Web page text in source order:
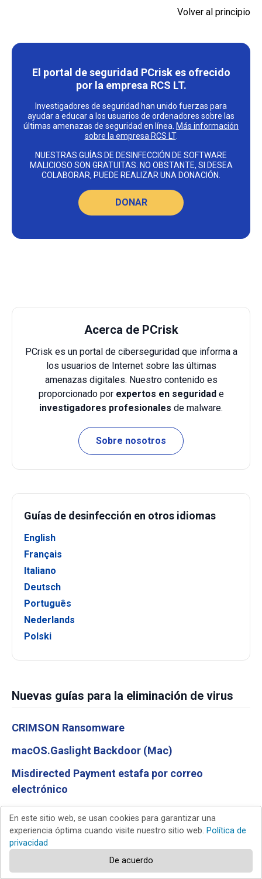
Volver al principio
El portal de seguridad PCrisk es ofrecido
por la empresa RCS LT.
Investigadores de seguridad han unido fuerzas para
ayudar a educar a los usuarios de ordenadores sobre las
últimas amenazas de seguridad en línea. Más información
sobre la empresa RCS LT.
NUESTRAS GUÍAS DE DESINFECCIÓN DE SOFTWARE
MALICIOSO SON GRATUITAS. NO OBSTANTE, SI DESEA
COLABORAR, PUEDE REALIZAR UNA DONACIÓN.
DONAR
Acerca de PCrisk
PCrisk es un portal de ciberseguridad que informa a
los usuarios de Internet sobre las últimas
amenazas digitales. Nuestro contenido es
proporcionado por expertos en seguridade
investigadores profesionales de malware.
Sobre nosotros
Guías de desinfección en otros idiomas
English
Français
Italiano
Deutsch
Português
Nederlands
Polski
Nuevas guías para la eliminación de virus
CRIMSON Ransomware
macOS.Gaslight Backdoor (Mac)
Misdirected Payment estafa por correo
electrónico
New Device Signed In To Your Account estafa por
correo electrónico
Trip.com Booking Confirmation Email Virus
En este sitio web, se usan cookies para garantizar una
experiencia óptima cuando visite nuestro sitio web. Política de
privacidad
De acuerdo